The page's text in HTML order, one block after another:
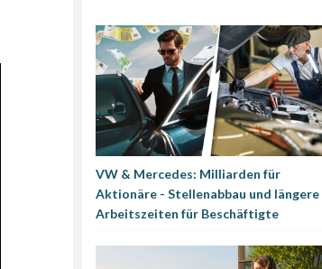
VW & Mercedes: Milliarden für
Aktionäre - Stellenabbau und längere
Arbeitszeiten für Beschäftigte